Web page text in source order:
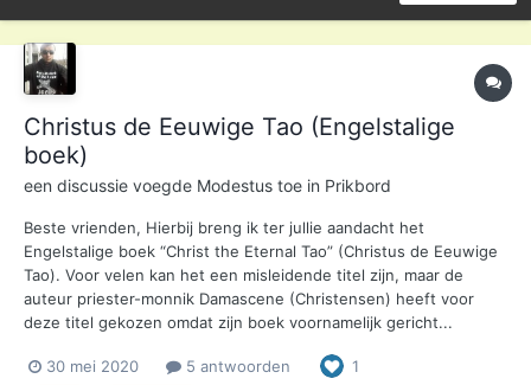
Christus de Eeuwige Tao (Engelstalige
boek)
een discussie voegde Modestus toe in Prikbord
Beste vrienden, Hierbij breng ik ter jullie aandacht het
Engelstalige boek “Christ the Eternal Tao” (Christus de Eeuwige
Tao). Voor velen kan het een misleidende titel zijn, maar de
auteur priester-monnik Damascene (Christensen) heeft voor
deze titel gekozen omdat zijn boek voornamelijk gericht...
30 mei 2020 5 antwoorden 1